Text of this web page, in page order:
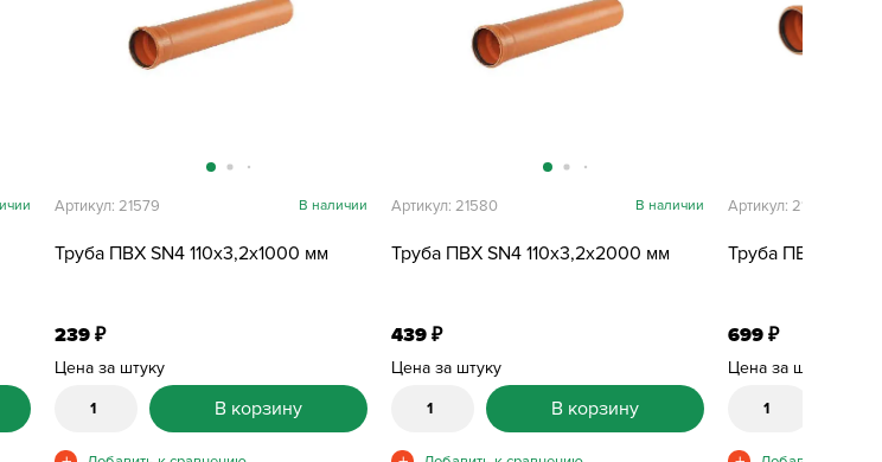
Труба ПВХ SN4 110х3,2х1000 мм
Артикул: 21579 В наличии
239₽
Цена за штуку
В корзину
Труба ПВХ SN4 110х3,2х2000 мм
Артикул: 21580 В наличии
439₽
Цена за штуку
В корзину
Труба ПВХ SN4
Артикул: 21581
699₽
Цена за штуку